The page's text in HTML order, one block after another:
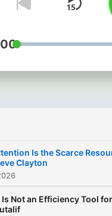
—
Is the Scarce
Clayton
Is Not an Efficiency Tool